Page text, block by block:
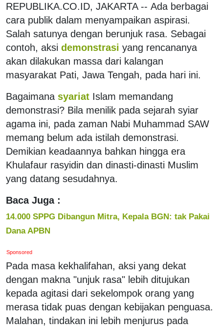
REPUBLIKA.CO.ID, JAKARTA -- Ada berbagai
cara publik dalam menyampaikan aspirasi.
Salah satunya dengan berunjuk rasa. Sebagai
contoh, aksi demonstrasi yang rencananya
akan dilakukan massa dari kalangan
masyarakat Pati, Jawa Tengah, pada hari ini.
Bagaimana syariat Islam memandang
demonstrasi? Bila menilik pada sejarah syiar
agama ini, pada zaman Nabi Muhammad SAW
memang belum ada istilah demonstrasi.
Demikian keadaannya bahkan hingga era
Khulafaur rasyidin dan dinasti-dinasti Muslim
yang datang sesudahnya.
Baca Juga :
14.000 SPPG Dibangun Mitra, Kepala BGN: tak Pakai
Dana APBN
Sponsored
Pada masa kekhalifahan, aksi yang dekat
dengan makna "unjuk rasa" lebih ditujukan
kepada agitasi dari sekelompok orang yang
merasa tidak puas dengan kebijakan penguasa.
Malahan, tindakan ini lebih menjurus pada